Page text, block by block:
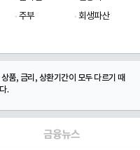
주부
회생파산
품, 금리, 상환기간이 모두 다르기 때
.
금융뉴스